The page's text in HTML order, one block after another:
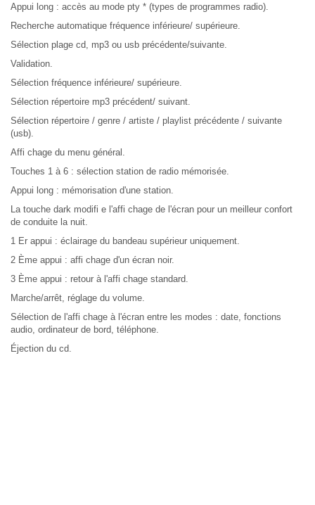
Appui long : accès au mode pty * (types de programmes radio).
Recherche automatique fréquence inférieure/ supérieure.
Sélection plage cd, mp3 ou usb précédente/suivante.
Validation.
Sélection fréquence inférieure/ supérieure.
Sélection répertoire mp3 précédent/ suivant.
Sélection répertoire / genre / artiste / playlist précédente / suivante
(usb).
Affi chage du menu général.
Touches 1 à 6 : sélection station de radio mémorisée.
Appui long : mémorisation d'une station.
La touche dark modifi e l'affi chage de l'écran pour un meilleur confort
de conduite la nuit.
1 Er appui : éclairage du bandeau supérieur uniquement.
2 Ème appui : affi chage d'un écran noir.
3 Ème appui : retour à l'affi chage standard.
Marche/arrêt, réglage du volume.
Sélection de l'affi chage à l'écran entre les modes : date, fonctions
audio, ordinateur de bord, téléphone.
Éjection du cd.